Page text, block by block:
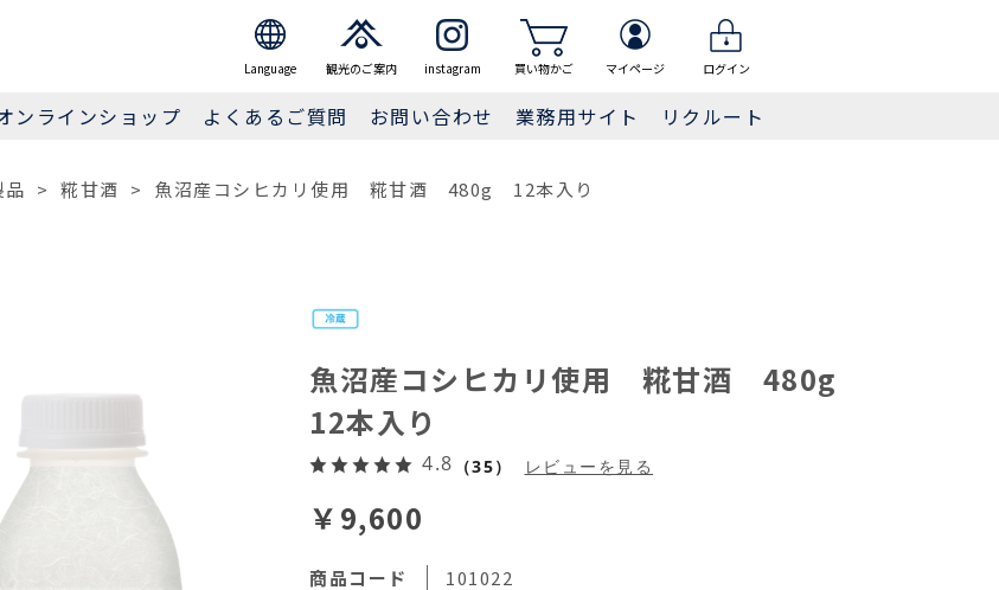
JP
繁体
簡体
Language 観光のご案内 instagram 買い物かご マイページ ログイン
ンラインショップ よくあるご質問 お問い合わせ 業務用サイト リクルート
品 > 糀甘酒 > 魚沼産コシヒカリ使用 糀甘酒 480g 12本入り
魚沼産コシヒカリ使用 糀甘酒 480g
12本入り
4.8 （35） レビューを見る
￥9,600
商品コード 101022